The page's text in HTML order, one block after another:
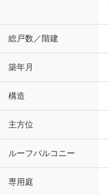
総戸数／階建
築年月
構造
主方位
ルーフバルコニー
専用庭